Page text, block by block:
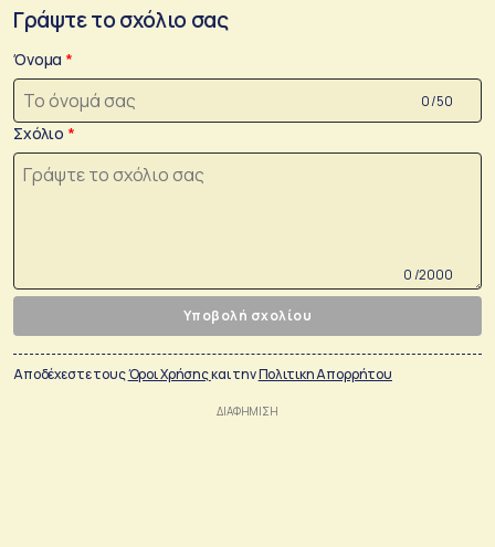
Γράψτε το σχόλιο σας
Όνομα
0 /50
Σχόλιο
0 /2000
Υποβολή σχολίου
Αποδέχεστε τουςΌροι Χρήσηςκαι τηνΠολιτικη Απορρήτου